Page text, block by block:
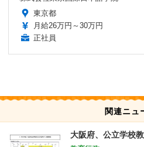
東京都
月給26万円～30万円
正社員
関連ニュ
大阪府、公立学校